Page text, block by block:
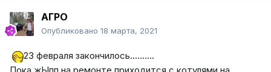
АГРО
Опубликовано 18 марта, 2021
23 февраля закончилось..........